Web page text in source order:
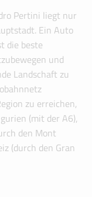
Pertini liegt nur
Ein Auto
die beste
und
Landschaft zu
zu erreichen,
(mit der A6),
den Mont
(durch den Gran